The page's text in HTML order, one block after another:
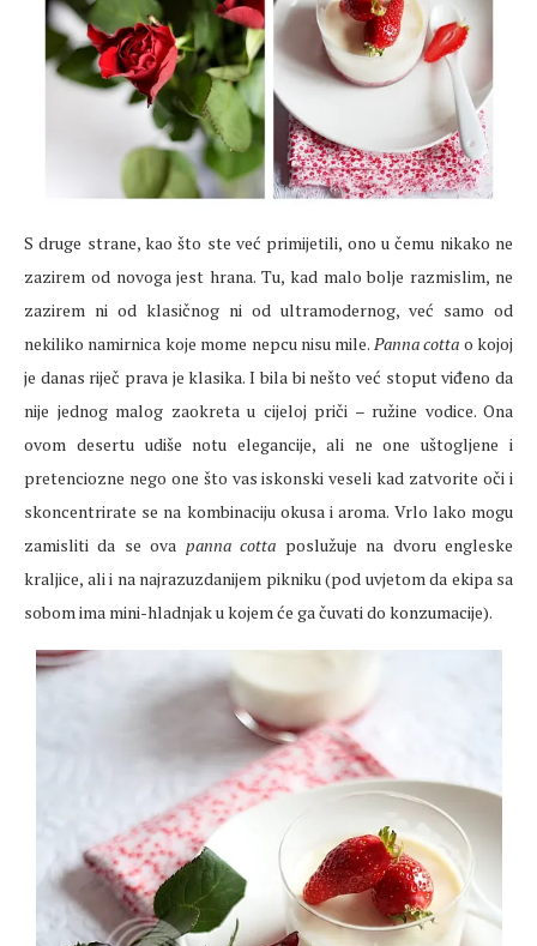
S druge strane, kao što ste već primijetili, ono u čemu nikako ne
zazirem od novoga jest hrana. Tu, kad malo bolje razmislim, ne
zazirem ni od klasičnog ni od ultramodernog, već samo od
nekiliko namirnica koje mome nepcu nisu mile. Panna cotta o kojoj
je danas riječ prava je klasika. I bila bi nešto već stoput viđeno da
nije jednog malog zaokreta u cijeloj priči – ružine vodice. Ona
ovom desertu udiše notu elegancije, ali ne one uštogljene i
pretenciozne nego one što vas iskonski veseli kad zatvorite oči i
skoncentrirate se na kombinaciju okusa i aroma. Vrlo lako mogu
zamisliti da se ova panna cotta poslužuje na dvoru engleske
kraljice, ali i na najrazuzdanijem pikniku (pod uvjetom da ekipa sa
sobom ima mini-hladnjak u kojem će ga čuvati do konzumacije).